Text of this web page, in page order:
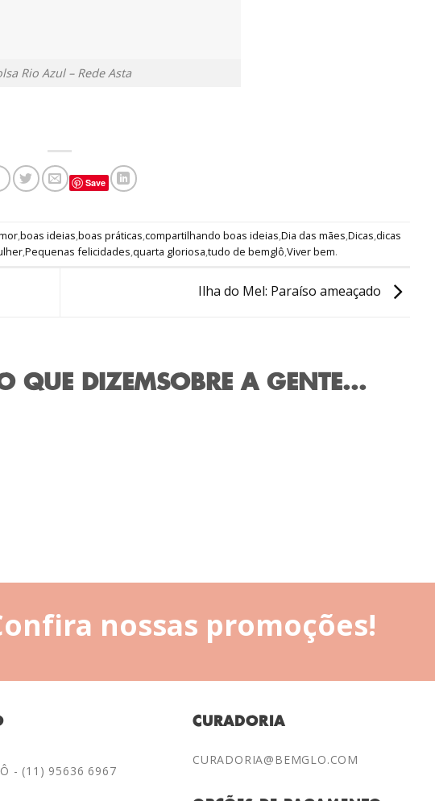
Rio Azul – Rede Asta
Save
,boas ideias,boas práticas,compartilhando boas ideias,Dia das mães,Dicas,dicas
,Pequenas felicidades,quarta gloriosa,tudo de bemglô,Viver bem.
Ilha do Mel: Paraíso ameaçado
QUE DIZEMSOBRE A GENTE...
nossas promoções!
- (11) 95636 6967
CURADORIA
CURADORIA@BEMGLO.COM